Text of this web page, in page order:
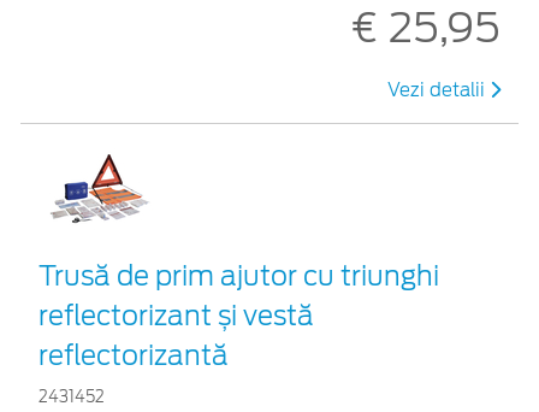
€ 25,95
Vezi detalii
Trusă de prim ajutor cu triunghi
reflectorizant și vestă
reflectorizantă
2431452